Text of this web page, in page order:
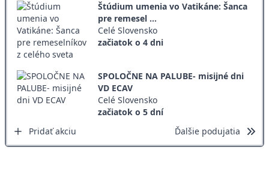
Štúdium umenia vo Vatikáne: Šanca
pre remesel ...
Celé Slovensko
začiatok o 4 dni
SPOLOČNE NA PALUBE- misijné dni
VD ECAV
Celé Slovensko
začiatok o 5 dní
Pridať akciu
Ďalšie podujatia